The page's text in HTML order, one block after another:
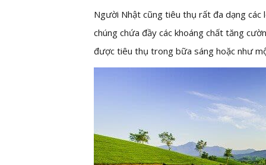
Người Nhật cũng tiêu thụ rất đa dạng
chúng chứa đầy các khoáng chất tăng
được tiêu thụ trong bữa sáng hoặc như